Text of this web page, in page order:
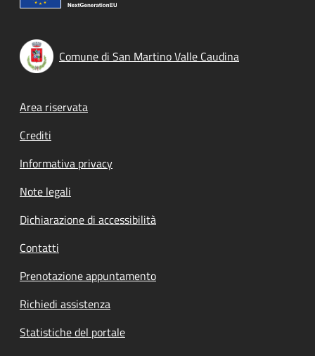
Comune di San Martino Valle Caudina
Footer menu
Area riservata
Crediti
Informativa privacy
Note legali
Dichiarazione di accessibilità
Contatti
Prenotazione appuntamento
Richiedi assistenza
Statistiche del portale